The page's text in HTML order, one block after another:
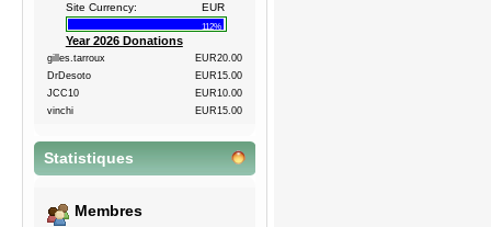
Site Currency:
EUR
112%
Year 2026 Donations
gilles.tarroux
EUR20.00
DrDesoto
EUR15.00
JCC10
EUR10.00
vinchi
EUR15.00
Statistiques
Membres